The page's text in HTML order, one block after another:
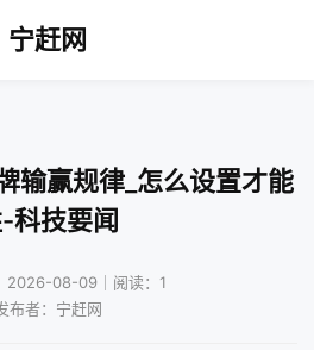
宁赶网
输赢规律_怎么设置才能
科技要闻
2026-08-09｜阅读：1
布者：宁赶网